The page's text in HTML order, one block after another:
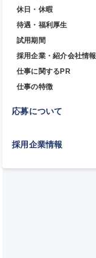
休日・休暇
待遇・福利厚生
試用期間
採用企業・紹介会社情報
仕事に関するPR
仕事の特徴
応募について
採用企業情報